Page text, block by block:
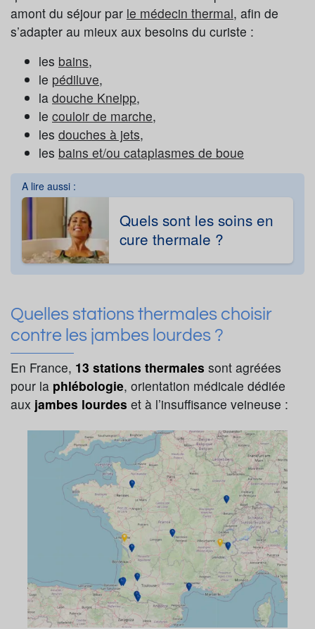
amont du séjour par le médecin thermal, afin de
s’adapter au mieux aux besoins du curiste :
les bains,
le pédiluve,
la douche Kneipp,
le couloir de marche,
les douches à jets,
les bains et/ou cataplasmes de boue
A lire aussi :
Quels sont les soins en
cure thermale ?
Quelles stations thermales choisir
contre les jambes lourdes ?
En France, 13 stations thermales sont agréées
pour la phlébologie, orientation médicale dédiée
aux jambes lourdes et à l’insuffisance veineuse :